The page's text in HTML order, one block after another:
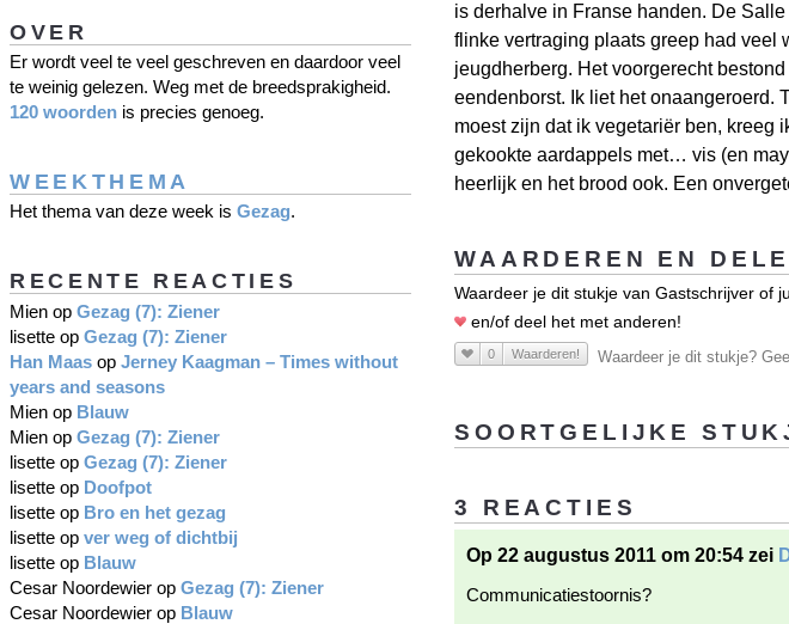
is derhalve in Franse handen. De
flinke vertraging plaats greep had veel
jeugdherberg. Het voorgerecht
eendenborst. Ik liet het onaangeroerd.
moest zijn dat ik vegetariër ben, kreeg
gekookte aardappels met… vis (en
heerlijk en het brood ook. Een
WAARDEREN EN
Waardeer je dit stukje van Gastschrijver of
en/of deel het met anderen!
0 Waarderen! Waardeer je dit stukje?
SOORTGELIJKE
3 REACTIES
Op 22 augustus 2011 om 20:54 zei
Communicatiestoornis?
OVER
Er wordt veel te veel geschreven en daardoor veel
te weinig gelezen. Weg met de breedsprakigheid.
120 woorden is precies genoeg.
WEEKTHEMA
Het thema van deze week is Gezag.
RECENTE REACTIES
Mien op Gezag (7): Ziener
lisette op Gezag (7): Ziener
Han Maas op Jerney Kaagman – Times without
years and seasons
Mien op Blauw
Mien op Gezag (7): Ziener
lisette op Gezag (7): Ziener
lisette op Doofpot
lisette op Bro en het gezag
lisette op ver weg of dichtbij
lisette op Blauw
Cesar Noordewier op Gezag (7): Ziener
Cesar Noordewier op Blauw